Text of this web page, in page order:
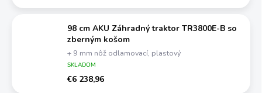
98 cm AKU Záhradný traktor TR3800E-B so
zberným košom
+ 9 mm nôž odlamovací, plastový
SKLADOM
€6 238,96